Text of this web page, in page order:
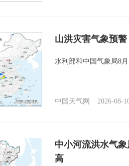
山洪灾害气象预
水利部和中国气象局8
中国天气网 2026-08-
中小河流洪水气
高